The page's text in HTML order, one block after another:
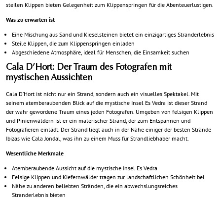
steilen Klippen bieten Gelegenheit zum Klippenspringen für die Abenteuerlustigen.
Was zu erwarten ist
Eine Mischung aus Sand und Kieselsteinen bietet ein einzigartiges Stranderlebnis
Steile Klippen, die zum Klippenspringen einladen
Abgeschiedene Atmosphäre, ideal für Menschen, die Einsamkeit suchen
Cala D’Hort: Der Traum des Fotografen mit
mystischen Aussichten
Cala D’Hort ist nicht nur ein Strand, sondern auch ein visuelles Spektakel. Mit
seinem atemberaubenden Blick auf die mystische Insel Es Vedra ist dieser Strand
der wahr gewordene Traum eines jeden Fotografen. Umgeben von felsigen Klippen
und Pinienwäldern ist er ein malerischer Strand, der zum Entspannen und
Fotografieren einlädt. Der Strand liegt auch in der Nähe einiger der besten Strände
Ibizas wie Cala Jondal, was ihn zu einem Muss für Strandliebhaber macht.
Wesentliche Merkmale
Atemberaubende Aussicht auf die mystische Insel Es Vedra
Felsige Klippen und Kiefernwälder tragen zur landschaftlichen Schönheit bei
Nähe zu anderen beliebten Stränden, die ein abwechslungsreiches
Stranderlebnis bieten